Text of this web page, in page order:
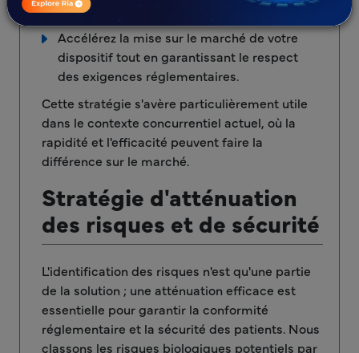
ressources.
Accélérez la mise sur le marché de votre
dispositif tout en garantissant le respect
des exigences réglementaires.
Cette stratégie s'avère particulièrement utile
dans le contexte concurrentiel actuel, où la
rapidité et l'efficacité peuvent faire la
différence sur le marché.
Stratégie d'atténuation
des risques et de sécurité
L'identification des risques n'est qu'une partie
de la solution ; une atténuation efficace est
essentielle pour garantir la conformité
réglementaire et la sécurité des patients. Nous
classons les risques biologiques potentiels par